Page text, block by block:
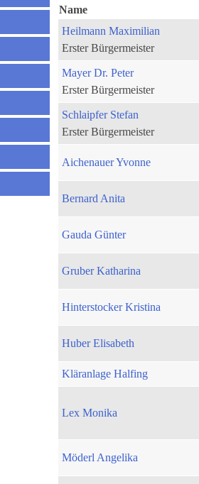
Name
Heilmann Maximilian
Erster Bürgermeister
Mayer Dr. Peter
Erster Bürgermeister
Schlaipfer Stefan
Erster Bürgermeister
Aichenauer Yvonne
Bernard Anita
Gauda Günter
Gruber Katharina
Hinterstocker Kristina
Huber Elisabeth
Kläranlage Halfing
Lex Monika
Möderl Angelika